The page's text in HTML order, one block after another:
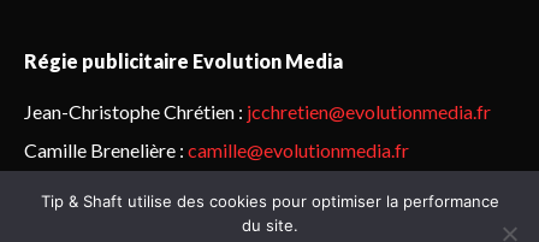
Régie publicitaire Evolution Media
Jean-Christophe Chrétien : jcchretien@evolutionmedia.fr
Camille Brenelière : camille@evolutionmedia.fr
© Sailorz 2015-2025. Tous droits réservés.Mentions légales &
Tip & Shaft utilise des cookies pour optimiser la performance
du site.